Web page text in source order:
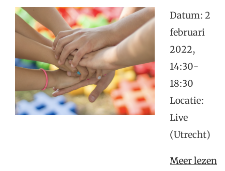
Datum: 2
februari
2022,
14:30-
18:30
Locatie:
Live
(Utrecht)
Meer lezen